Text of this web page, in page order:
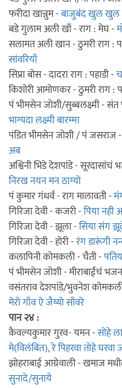
फरीदा खान्नुम -बाजुबंद खुल खुल
बडे गुलाम अली खाँ - राग : मेघ -
सलामत अली खान - ठुमरी राग :
सांवरियाँ
सिप्रा बोस - दादरा राग : पहाडी -
किशोरी आमोणकर - ठुमरी राग :
पं भीमसेन जोशी/सुब्बलक्ष्मी - संत
भाग्यदा लक्ष्मी बारम्मा
पंडित भीमसेन जोशी / पं जसराज
अब
अश्विनी भिडे देशपांडे -
निरख नयन मन ठाग्यो
पं कुमार गंधर्व - राग मालावती -
गिरिजा देवी - कजरी -पिया
गिरिजा देवी - झूला -सिया संग
गिरिजा देवी - होरी -रंग डारूंगी
कलापिनी कोमकली - चैती -
पं भीमसेन जोशी - मीराबाईंचं
वसंतराव देशपांडे/भुवनेश
मेरो गाँव ऐ जैय्यो साँवरे
पान २४ :
कैवल्यकुमार गुरव- यमन -सोहे
मे(विलंबित), रे पिहरवा तोहे घरवा
झोहराबाई आग्रेवाली - खमाज
सुनादे/सुनाये